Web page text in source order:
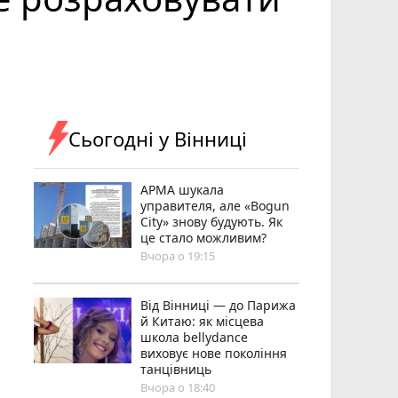
Сьогодні у Вінниці
АРМА шукала
управителя, але «Bogun
City» знову будують. Як
це стало можливим?
Вчора о 19:15
Від Вінниці — до Парижа
й Китаю: як місцева
школа bellydance
виховує нове покоління
танцівниць
Вчора о 18:40